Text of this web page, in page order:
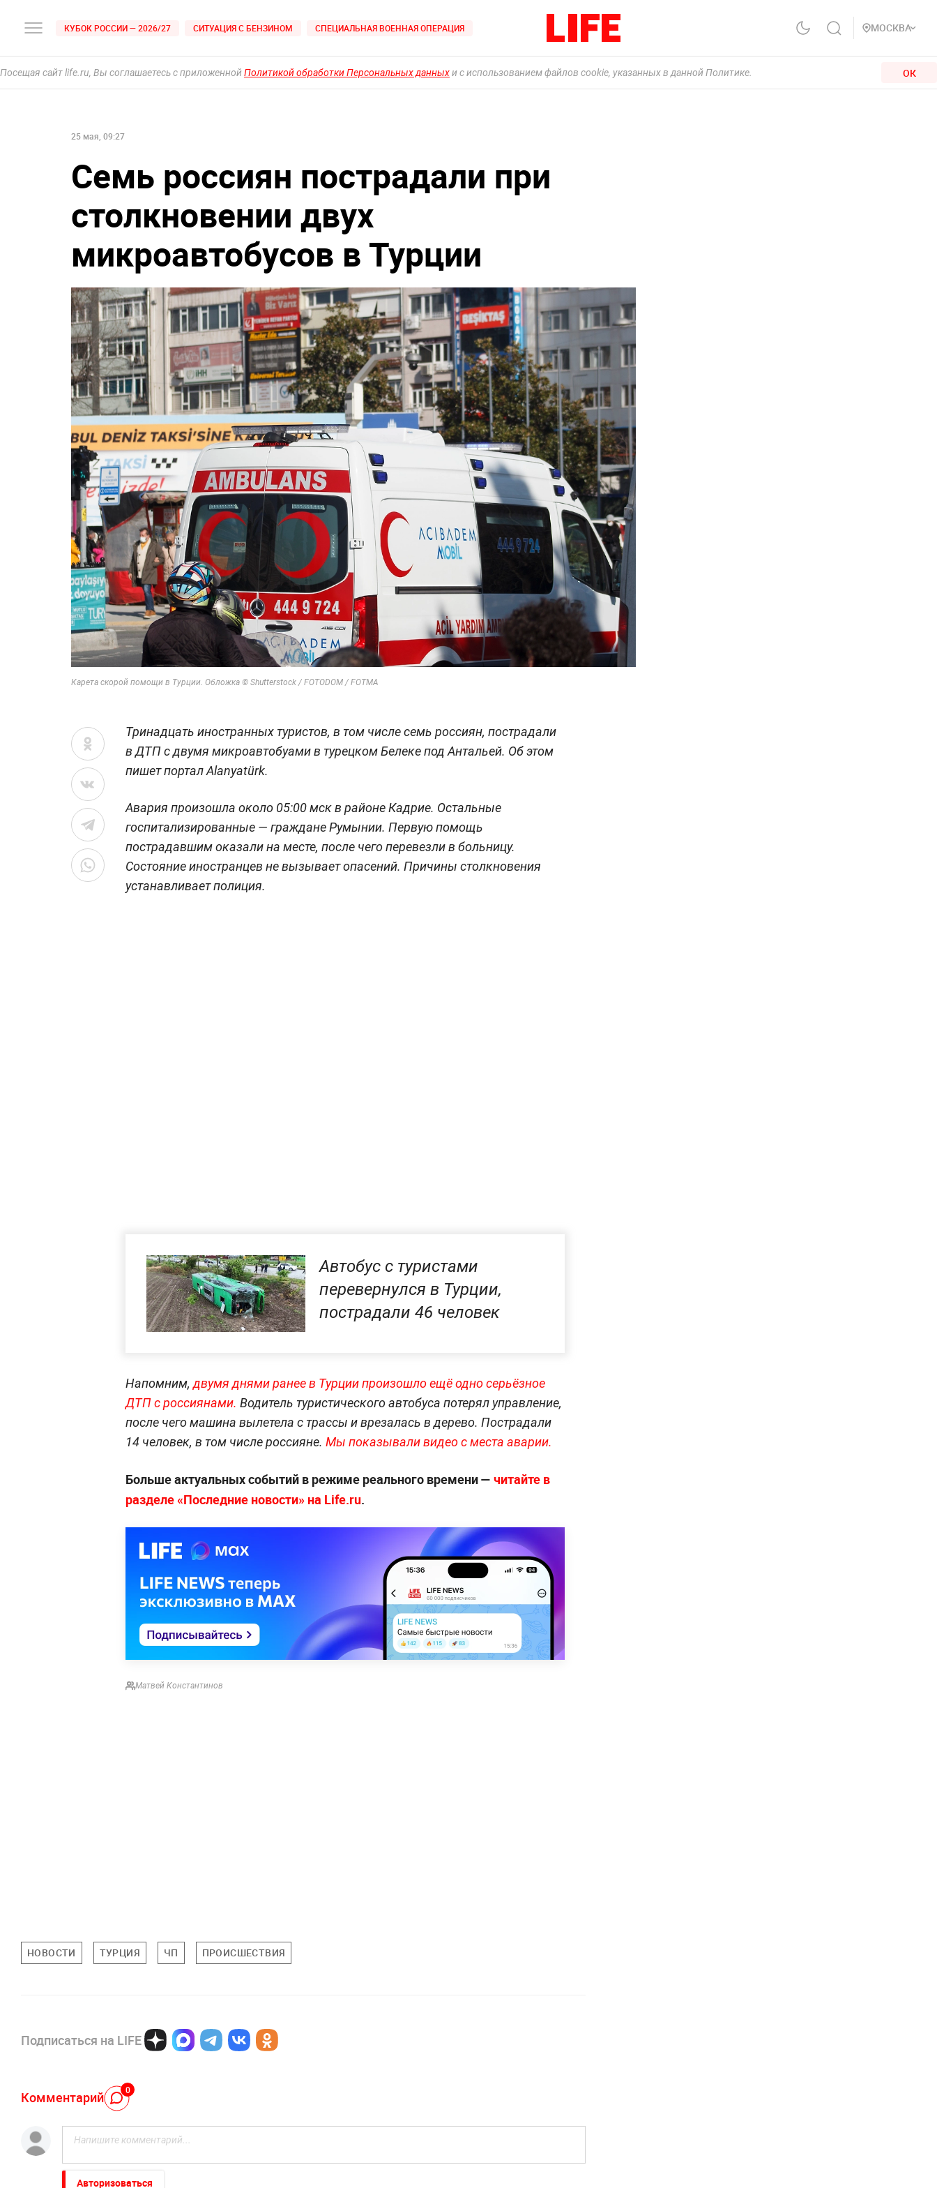
КУБОК РОССИИ — 2026/27 СИТУАЦИЯ С БЕНЗИНОМ СПЕЦИАЛЬНАЯ ВОЕННАЯ ОПЕРАЦИЯ МОСКВА
Посещая сайт life.ru, Вы соглашаетесь с приложеннойПолитикой обработки Персональных данныхи с использованием файлов cookie, указанных в данной Политике. ОК
25 мая, 09:27
Семь россиян пострадали при
столкновении двух
микроавтобусов в Турции
Карета скорой помощи в Турции. Обложка © Shutterstock / FOTODOM / FOTMA
Тринадцать иностранных туристов, в том числе семь россиян, пострадали
в ДТП с двумя микроавтобуами в турецком Белеке под Антальей. Об этом
пишет портал Alanyatürk.
Авария произошла около 05:00 мск в районе Кадрие. Остальные
госпитализированные — граждане Румынии. Первую помощь
пострадавшим оказали на месте, после чего перевезли в больницу.
Состояние иностранцев не вызывает опасений. Причины столкновения
устанавливает полиция.
Автобус с туристами
перевернулся в Турции,
пострадали 46 человек
Напомним,двумя днями ранее в Турции произошло ещё одно серьёзное
ДТП с россиянами. Водитель туристического автобуса потерял управление,
после чего машина вылетела с трассы и врезалась в дерево. Пострадали
14 человек, в том числе россияне. Мы показывали видео с места аварии.
Больше актуальных событий в режиме реального времени — читайте в
разделе «Последние новости» на Life.ru.
Матвей Константинов
НОВОСТИ ТУРЦИЯ ЧП ПРОИСШЕСТВИЯ
Подписаться на LIFE
Комментарий 0
Авторизоваться